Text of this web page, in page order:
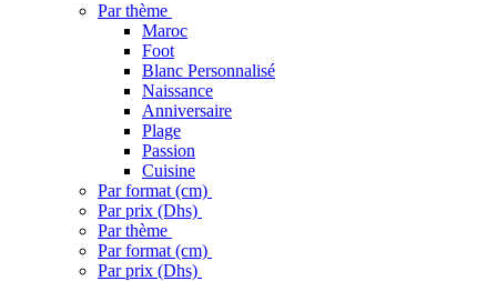
Par thème
Maroc
Foot
Blanc Personnalisé
Naissance
Anniversaire
Plage
Passion
Cuisine
Par format (cm)
Par prix (Dhs)
Par thème
Par format (cm)
Par prix (Dhs)